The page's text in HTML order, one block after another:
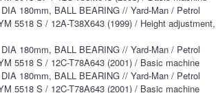
180mm, BALL BEARING // Yard-Man / Petrol
5518 S / 12A-T38X643 (1999) / Height adjustment,
180mm, BALL BEARING // Yard-Man / Petrol
5518 S / 12C-T78A643 (2001) / Basic machine
180mm, BALL BEARING // Yard-Man / Petrol
5518 S / 12C-T78A643 (2001) / Basic machine